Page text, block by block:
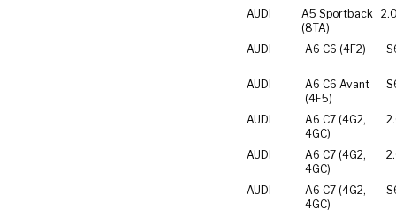
AUDI
A5 Sportback
(8TA)
AUDI A6 C6 (4F2)
AUDI
A6 C6 Avant
(4F5)
AUDI
A6 C7 (4G2,
4GC)
AUDI
A6 C7 (4G2,
4GC)
AUDI
A6 C7 (4G2,
4GC)